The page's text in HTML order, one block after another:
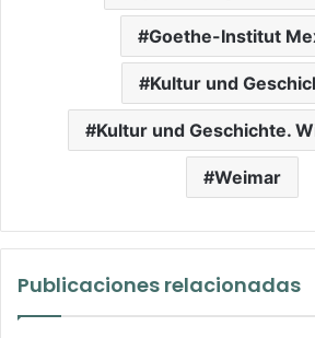
Goethe-Institut
Kultur und
Kultur und Geschichte.
Weimar
Publicaciones relacionadas